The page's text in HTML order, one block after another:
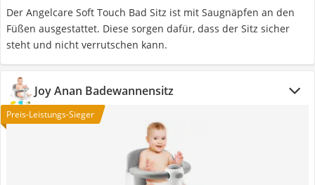
Der Angelcare Soft Touch Bad Sitz ist mit Saugnäpfen an den
Füßen ausgestattet. Diese sorgen dafür, dass der Sitz sicher
steht und nicht verrutschen kann.
Joy Anan Badewannensitz
Preis-Leistungs-Sieger